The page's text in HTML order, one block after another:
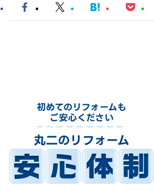
初めてのリフォームも
ご安心ください
丸二のリフォーム